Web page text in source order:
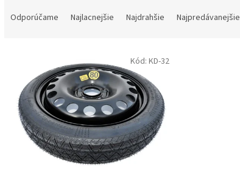
Odporúčame Najlacnejšie Najdrahšie Najpredávanejšie
Kód: KD-32